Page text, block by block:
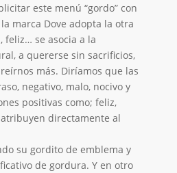
este menú “gordo” con
marca Dove adopta la otra
feliz… se asocia a la
a quererse sin sacrificios,
más. Diríamos que las
negativo, malo, nocivo y
positivas como; feliz,
directamente al
su gordito de emblema y
de gordura. Y en otro